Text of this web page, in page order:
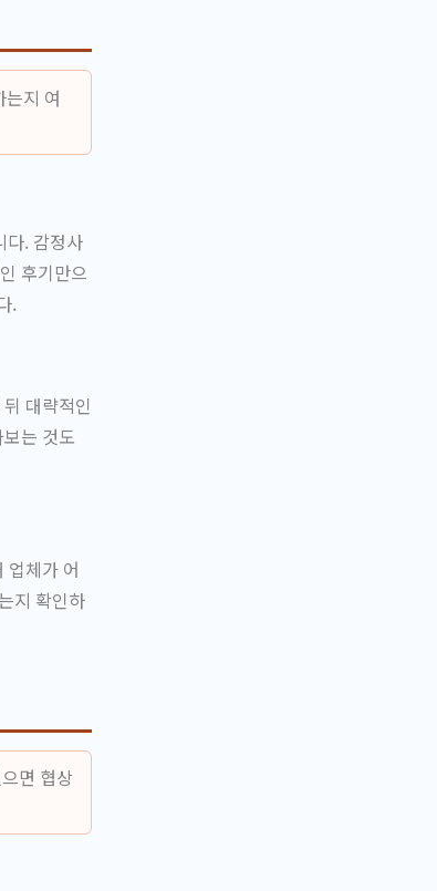
지 여
다. 감정사
후기만으
.
대략적인
는 것도
업체가 어
지 확인하
면 협상